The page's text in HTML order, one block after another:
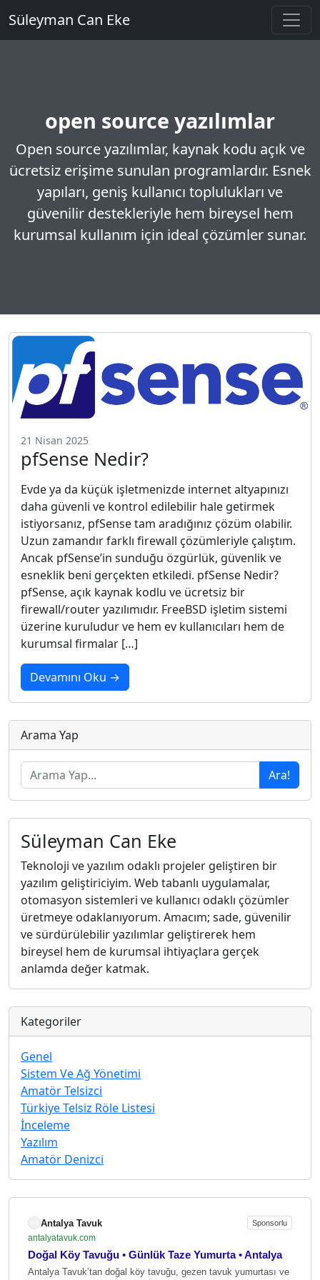
Süleyman Can Eke
open source yazılımlar
Open source yazılımlar, kaynak kodu açık ve
ücretsiz erişime sunulan programlardır. Esnek
yapıları, geniş kullanıcı toplulukları ve
güvenilir destekleriyle hem bireysel hem
kurumsal kullanım için ideal çözümler sunar.
21 Nisan 2025
pfSense Nedir?
Evde ya da küçük işletmenizde internet altyapınızı
daha güvenli ve kontrol edilebilir hale getirmek
istiyorsanız, pfSense tam aradığınız çözüm olabilir.
Uzun zamandır farklı firewall çözümleriyle çalıştım.
Ancak pfSense’in sunduğu özgürlük, güvenlik ve
esneklik beni gerçekten etkiledi. pfSense Nedir?
pfSense, açık kaynak kodlu ve ücretsiz bir
firewall/router yazılımıdır. FreeBSD işletim sistemi
üzerine kuruludur ve hem ev kullanıcıları hem de
kurumsal firmalar […]
Devamını Oku →
Arama Yap
Ara!
Süleyman Can Eke
Teknoloji ve yazılım odaklı projeler geliştiren bir
yazılım geliştiriciyim. Web tabanlı uygulamalar,
otomasyon sistemleri ve kullanıcı odaklı çözümler
üretmeye odaklanıyorum. Amacım; sade, güvenilir
ve sürdürülebilir yazılımlar geliştirerek hem
bireysel hem de kurumsal ihtiyaçlara gerçek
anlamda değer katmak.
Kategoriler
Genel
Sistem Ve Ağ Yönetimi
Amatör Telsizci
Türkiye Telsiz Röle Listesi
İnceleme
Yazılım
Amatör Denizci
Antalya Tavuk Sponsorlu
antalyatavuk.com
Doğal Köy Tavuğu • Günlük Taze Yumurta • Antalya
Antalya Tavuk’tan doğal köy tavuğu, gezen tavuk yumurtası ve